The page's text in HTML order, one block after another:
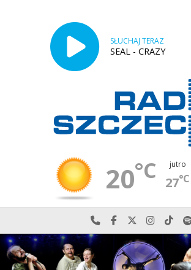
SŁUCHAJ TERAZ
SEAL - CRAZY
20°C jutro
27°C
Najlepiej po prostu do
Odwiedź nas na
Odwiedź nas